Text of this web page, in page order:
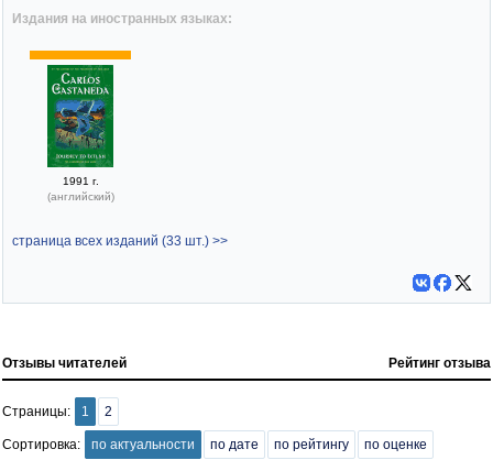
Издания на иностранных языках:
1991 г.
(английский)
страница всех изданий (33 шт.) >>
Отзывы читателей Рейтинг отзыва
Страницы: 1 2
Сортировка: по актуальности по дате по рейтингу по оценке